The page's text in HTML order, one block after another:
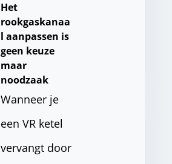
Het
rookgaskanaa
l aanpassen is
geen keuze
maar
noodzaak
Wanneer je
een VR ketel
vervangt door